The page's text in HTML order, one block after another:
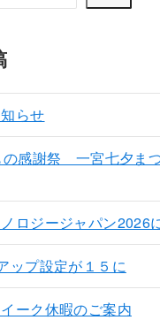
らせ
の感謝祭 一宮七夕
ロジージャパン2026
ップ設定が１５に
ーク休暇のご案内